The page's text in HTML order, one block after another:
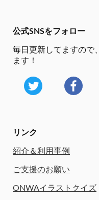
公式SNSをフォロー
毎日更新してますので、
ます！
リンク
紹介＆利用事例
ご支援のお願い
ONWAイラストクイズ